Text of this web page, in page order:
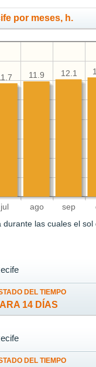
por meses, h.
jul ago sep
12.1
11.9
las cuales el
DEL TIEMPO
14 DÍAS
DEL TIEMPO